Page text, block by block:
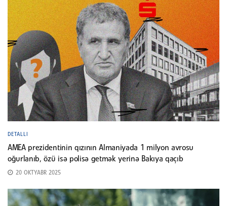
DETALLI
AMEA prezidentinin qızının Almaniyada 1 milyon avrosu
oğurlanıb, özü isə polisə getmək yerinə Bakıya qaçıb
20 OKTYABR 2025